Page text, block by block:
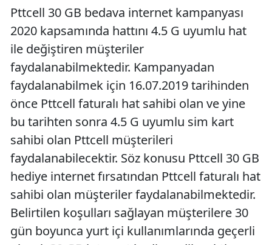
Pttcell 30 GB bedava internet kampanyası
2020 kapsamında hattını 4.5 G uyumlu hat
ile değiştiren müşteriler
faydalanabilmektedir. Kampanyadan
faydalanabilmek için 16.07.2019 tarihinden
önce Pttcell faturalı hat sahibi olan ve yine
bu tarihten sonra 4.5 G uyumlu sim kart
sahibi olan Pttcell müşterileri
faydalanabilecektir. Söz konusu Pttcell 30 GB
hediye internet fırsatından Pttcell faturalı hat
sahibi olan müşteriler faydalanabilmektedir.
Belirtilen koşulları sağlayan müşterilere 30
gün boyunca yurt içi kullanımlarında geçerli